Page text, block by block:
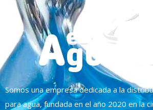
Somos una empresa dedicada a la
para agua, fundada en el año 2020 en la